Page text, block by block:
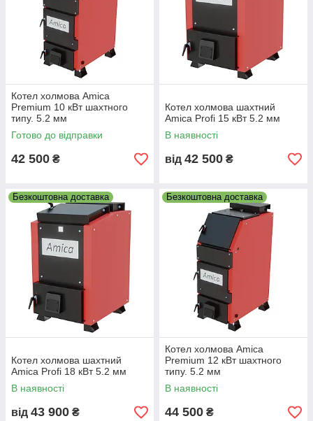
Котел холмова Amica
Premium 10 кВт шахтного
типу. 5.2 мм
Готово до відправки
42 500 ₴
Котел холмова шахтний
Amica Profi 15 кВт 5.2 мм
В наявності
від 42 500 ₴
Безкоштовна доставка
Котел холмова шахтний
Amica Profi 18 кВт 5.2 мм
В наявності
від 43 900 ₴
Безкоштовна доставка
Котел холмова Amica
Premium 12 кВт шахтного
типу. 5.2 мм
В наявності
44 500 ₴